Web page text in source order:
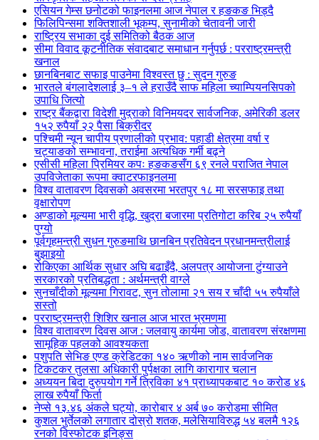
एसियन गेम्स छनोटको फाइनलमा आज नेपाल र हङकङ भिड्दै
फिलिपिन्समा शक्तिशाली भूकम्प, सुनामीको चेतावनी जारी
राष्ट्रिय सभाका दुई समितिको बैठक आज
सीमा विवाद कूटनीतिक संवादबाट समाधान गर्नुपर्छ : परराष्ट्रमन्त्री
खनाल
छानबिनबाट सफाइ पाउनेमा विश्वस्त छु : सुदन गुरुङ
भारतले बंगलादेशलाई ३–१ ले हराउँदै साफ महिला च्याम्पियनसिपको
उपाधि जित्यो
राष्ट्र बैंकद्वारा विदेशी मुद्राको विनिमयदर सार्वजनिक, अमेरिकी डलर
१५२ रुपैयाँ २२ पैसा बिक्रीदर
पश्चिमी न्यून चापीय प्रणालीको प्रभाव: पहाडी क्षेत्रमा वर्षा र
चट्याङको सम्भावना, तराईमा अत्यधिक गर्मी बढ्ने
एसीसी महिला प्रिमियर कपः हङकङसँग ६९ रनले पराजित नेपाल
उपविजेताका रूपमा क्वाटरफाइनलमा
विश्व वातावरण दिवसको अवसरमा भरतपुर १८ मा सरसफाइ तथा
वृक्षारोपण
अण्डाको मूल्यमा भारी वृद्धि, खुद्रा बजारमा प्रतिगोटा करिब २५ रुपैयाँ
पुग्यो
पूर्वगृहमन्त्री सुधन गुरुङमाथि छानबिन प्रतिवेदन प्रधानमन्त्रीलाई
बुझाइयो
रोकिएका आर्थिक सुधार अघि बढाइँदै, अलपत्र आयोजना टुंग्याउने
सरकारको प्रतिबद्धता : अर्थमन्त्री वाग्ले
सुनचाँदीको मूल्यमा गिरावट, सुन तोलामा २१ सय र चाँदी ५५ रुपैयाँले
सस्तो
परराष्ट्रमन्त्री शिशिर खनाल आज भारत भ्रमणमा
विश्व वातावरण दिवस आज : जलवायु कार्यमा जोड, वातावरण संरक्षणमा
सामूहिक पहलको आवश्यकता
पशुपति सेभिङ एण्ड क्रेडिटका १४० ऋणीको नाम सार्वजनिक
टिकटकर तुलसा अधिकारी पुर्पक्षका लागि कारागार चलान
अध्ययन बिदा दुरुपयोग गर्ने त्रिविका ४१ प्राध्यापकबाट १० करोड ४६
लाख रुपैयाँ फिर्ता
नेप्से १३.४६ अंकले घट्यो, कारोबार ४ अर्ब ७० करोडमा सीमित
कुशल भुर्तेलको लगातार दोस्रो शतक, मलेसियाविरुद्ध ५४ बलमै १२६
रनको विस्फोटक इनिङ्स